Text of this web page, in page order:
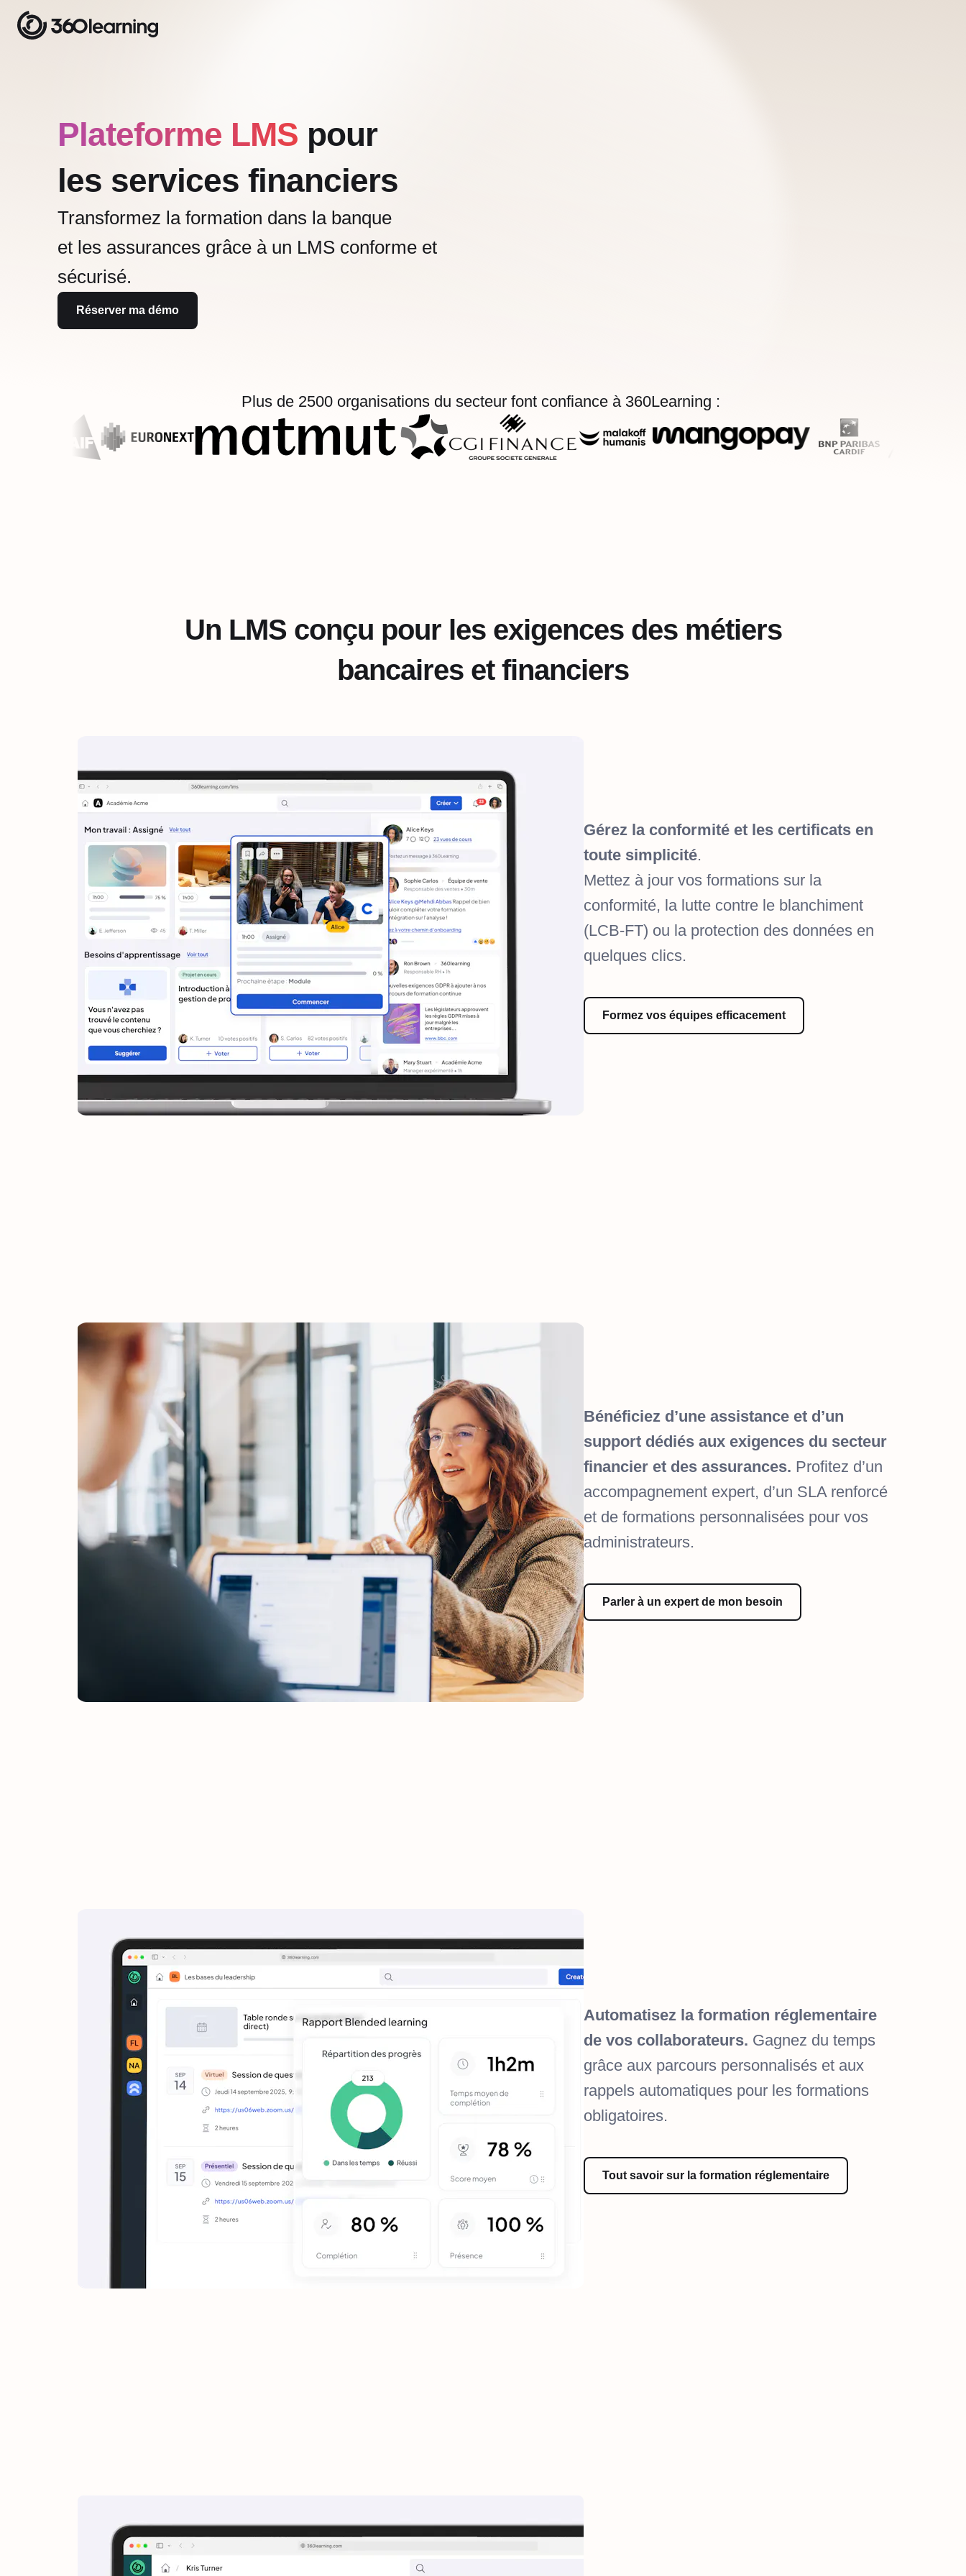
Plateforme LMS pour
les services financiers
Transformez la formation dans la banque
et les assurances grâce à un LMS conforme et
sécurisé.
Réserver ma démo
Plus de 2500 organisations du secteur font confiance à 360Learning :
Un LMS conçu pour les exigences des métiers
bancaires et financiers
Gérez la conformité et les certificats en
toute simplicité.
Mettez à jour vos formations sur la
conformité, la lutte contre le blanchiment
(LCB-FT) ou la protection des données en
quelques clics.
Formez vos équipes efficacement
Bénéficiez d’une assistance et d’un
support dédiés aux exigences du secteur
financier et des assurances. Profitez d’un
accompagnement expert, d’un SLA renforcé
et de formations personnalisées pour vos
administrateurs.
Parler à un expert de mon besoin
Automatisez la formation réglementaire
de vos collaborateurs. Gagnez du temps
grâce aux parcours personnalisés et aux
rappels automatiques pour les formations
obligatoires.
Tout savoir sur la formation réglementaire